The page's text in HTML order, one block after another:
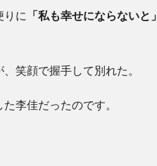
りに 「私も幸せにならないと」
笑顔で握手して別れた。
李佳だったのです。